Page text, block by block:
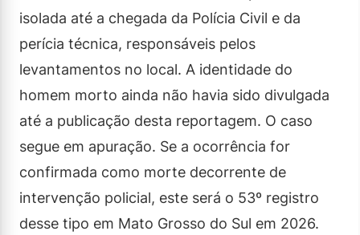
isolada até a chegada da Polícia Civil e da
perícia técnica, responsáveis pelos
levantamentos no local. A identidade do
homem morto ainda não havia sido divulgada
até a publicação desta reportagem. O caso
segue em apuração. Se a ocorrência for
confirmada como morte decorrente de
intervenção policial, este será o 53º registro
desse tipo em Mato Grosso do Sul em 2026.